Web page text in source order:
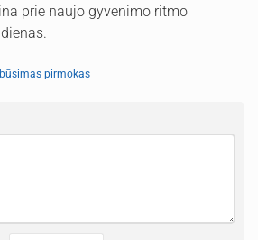
prie naujo gyvenimo ritmo
būsimas pirmokas